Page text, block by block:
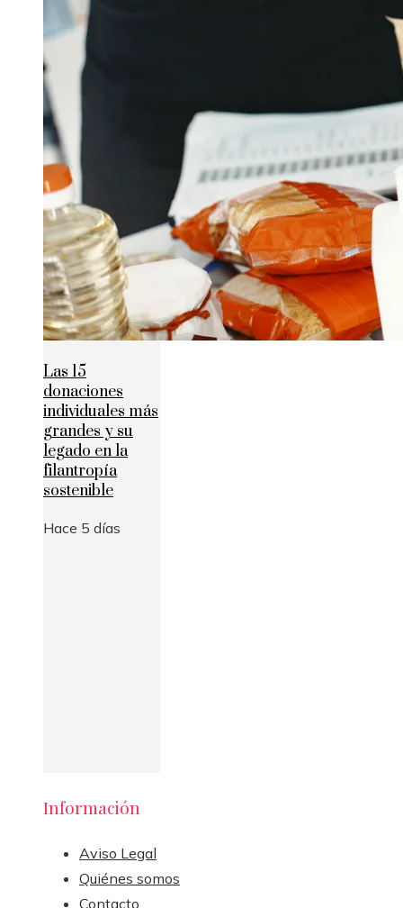
Las 15
donaciones
individuales más
grandes y su
legado en la
filantropía
sostenible
Hace 5 días
Información
Aviso Legal
Quiénes somos
Contacto